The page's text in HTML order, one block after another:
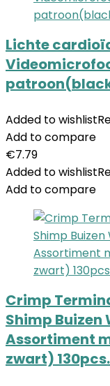
Lichte
Added to wishlist
Add to compare
€7.79
Added to wishlist
Add to compare
Crimp
Shimp Buizen
Assortiment
zwart)